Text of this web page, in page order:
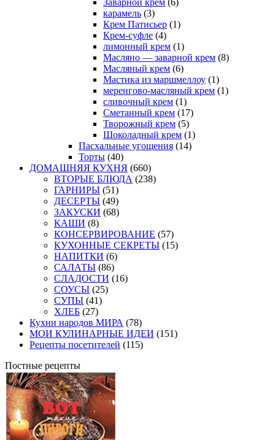
карамель (3)
Крем Патисьер (1)
Крем-суфле (4)
лимонный крем (1)
Масляно — заварной крем (8)
Масляный крем (6)
Мастика из маршмеллоу (1)
меренгово-масляный крем (1)
сливочный крем (1)
Сметанный крем (17)
Творожный крем (5)
Шоколадный крем (1)
Пасхальные угощения (14)
Торты (40)
ДОМАШНЯЯ КУХНЯ (660)
ВТОРЫЕ БЛЮДА (238)
ГАРНИРЫ (51)
ДЕСЕРТЫ (49)
ЗАКУСКИ (68)
КАШИ (8)
КОНСЕРВИРОВАНИЕ (57)
КУХОННЫЕ СЕКРЕТЫ (15)
НАПИТКИ (6)
САЛАТЫ (86)
СЛАДОСТИ (16)
СОУСЫ (25)
СУПЫ (41)
ХЛЕБ (27)
Кухни народов МИРА (78)
МОИ КУЛИНАРНЫЕ ИДЕИ (151)
Рецепты посетителей (115)
Постные рецепты